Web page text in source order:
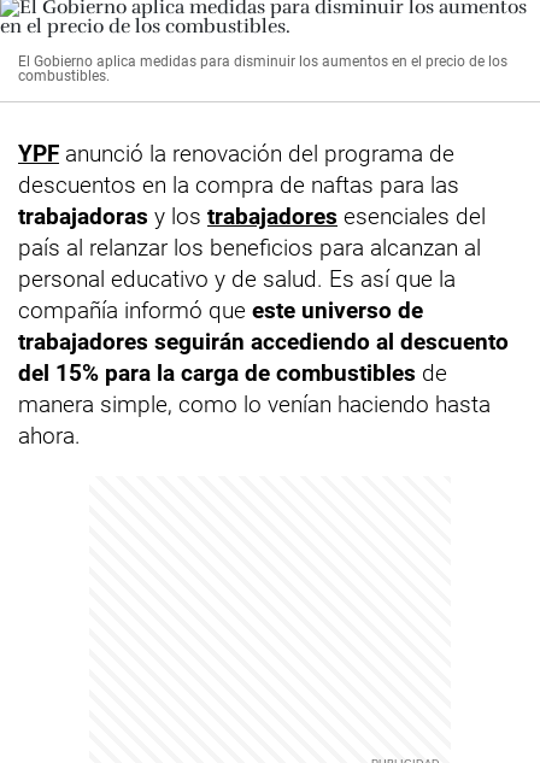
El Gobierno aplica medidas para disminuir los aumentos en el precio de los
combustibles.
YPF anunció la renovación del programa de
descuentos en la compra de naftas para las
trabajadoras y los trabajadores esenciales del
país al relanzar los beneficios para alcanzan al
personal educativo y de salud. Es así que la
compañía informó que este universo de
trabajadores seguirán accediendo al descuento
del 15% para la carga de combustibles de
manera simple, como lo venían haciendo hasta
ahora.